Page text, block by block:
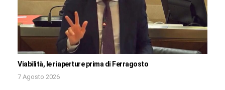
Viabilità, le riaperture prima di Ferragosto
7 Agosto 2026